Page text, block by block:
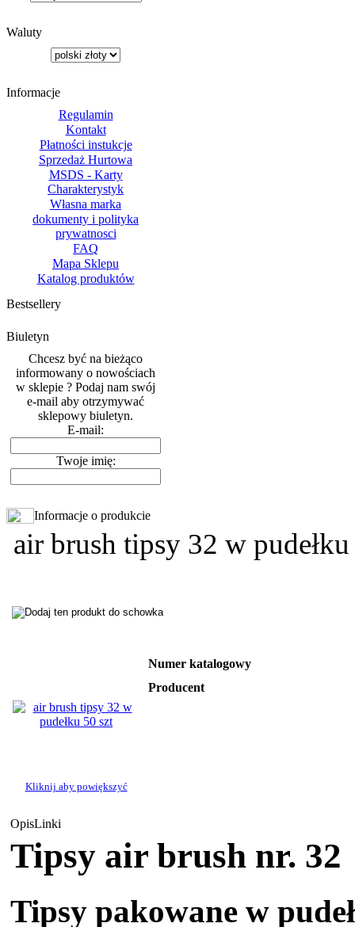
Waluty
Informacje
Regulamin
Kontakt
Płatności instukcje
Sprzedaż Hurtowa
MSDS - Karty
Charakterystyk
Własna marka
dokumenty i polityka
prywatnosci
FAQ
Mapa Sklepu
Katalog produktów
Bestsellery
Biuletyn
Chcesz być na bieżąco
informowany o nowościach
w sklepie ? Podaj nam swój
e-mail aby otrzymywać
sklepowy biuletyn.
E-mail:
Twoje imię:
Informacje o produkcie
air brush tipsy 32 w
Kliknij aby powiększyć
Numer katalogowy
Producent
OpisLinki
Tipsy air brush nr. 32
Tipsy pakowane w